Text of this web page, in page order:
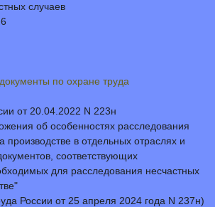
случаев
по охране труда
от 20.04.2022 N 223н
об особенностях расследования
производстве в отдельных отраслях и
соответствующих
для расследования несчастных
России от 25 апреля 2024 года N 237н)